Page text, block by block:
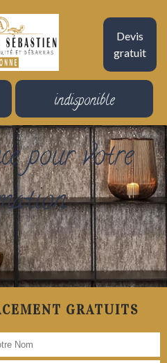
Devis
gratuit
indisponible
pour votre
GRATUITS